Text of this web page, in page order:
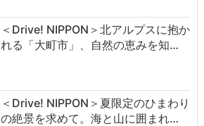
＜Drive! NIPPON＞北アルプスに抱か
れる「大町市」、自然の恵みを知…
＜Drive! NIPPON＞夏限定のひまわり
の絶景を求めて。海と山に囲まれ…